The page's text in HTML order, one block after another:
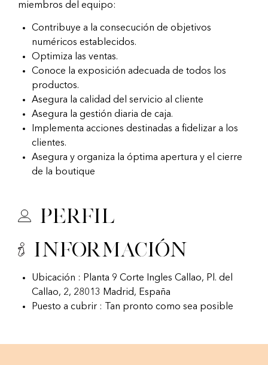
miembros del equipo:
Contribuye a la consecución de objetivos
numéricos establecidos.
Optimiza las ventas.
Conoce la exposición adecuada de todos los
productos.
Asegura la calidad del servicio al cliente
Asegura la gestión diaria de caja.
Implementa acciones destinadas a fidelizar a los
clientes.
Asegura y organiza la óptima apertura y el cierre
de la boutique
Perfil
Información
Ubicación : Planta 9 Corte Ingles Callao, Pl. del
Callao, 2, 28013 Madrid, España
Puesto a cubrir : Tan pronto como sea posible